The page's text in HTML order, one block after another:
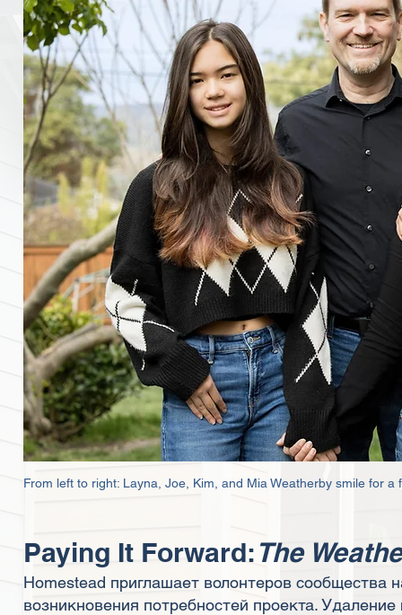
From left to right: Layna, Joe, Kim, and Mia Weatherby smile for
Paying It Forward:The
Homestead приглашает волонтеров
возникновения потребностей проекта.